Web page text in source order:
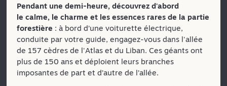
Pendant une demi-heure, découvrez d'abord
le calme, le charme et les essences rares de la partie
forestière : à bord d’une voiturette électrique,
conduite par votre guide, engagez-vous dans l'allée
de 157 cèdres de l'Atlas et du Liban. Ces géants ont
plus de 150 ans et déploient leurs branches
imposantes de part et d’autre de l’allée.